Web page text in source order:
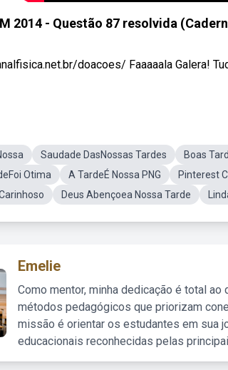
2014 - Questão 87 resolvida
doacoes/ Faaaaala Galera!
Saudade DasNossas Tardes Boas
Otima
A TardeÉ Nossa PNG Pinterest
Deus Abençoea Nossa Tarde
Emelie
Como mentor, minha dedicação é total
métodos pedagógicos que priorizam
missão é orientar os estudantes em sua
educacionais reconhecidas pelas